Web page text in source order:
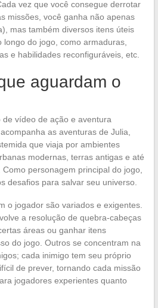
vez que você consegue derrotar
missões, você ganha não apenas
mas também diversos itens úteis
do jogo, como armaduras,
e habilidades reconfiguráveis, etc.
aguardam o
vídeo de ação e aventura
as aventuras de Julia,
que viaja por ambientes
modernas, terras antigas e até
personagem principal do jogo,
desafios para salvar seu universo.
o jogador são variados e exigentes.
a resolução de quebra-cabeças
áreas ou ganhar itens
do jogo. Outros se concentram na
cada inimigo tem seu próprio
de prever, tornando cada missão
jogadores experientes quanto